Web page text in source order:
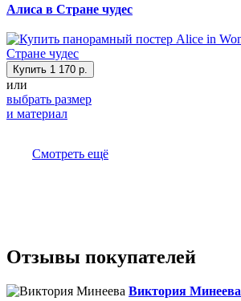
Алиса в Стране чудес
Купить 1 170 р.
или
выбрать размер
и материал
Смотреть ещё
Отзывы покупателей
Виктория Минеева